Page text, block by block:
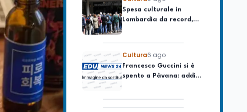
Lombardia da record,
ma la voragine Nord-
Francesco Guccini si è